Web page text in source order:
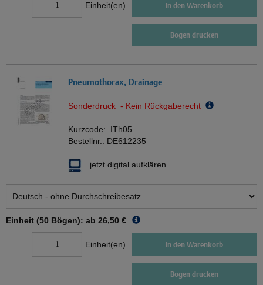
Einheit(en) In den Warenkorb
Bogen drucken
Pneumothorax, Drainage
Sonderdruck - Kein Rückgaberecht
Kurzcode: ITh05
Bestellnr.: DE612235
jetzt digital aufklären
Einheit (50 Bögen): ab 26,50 €
Einheit(en) In den Warenkorb
Bogen drucken